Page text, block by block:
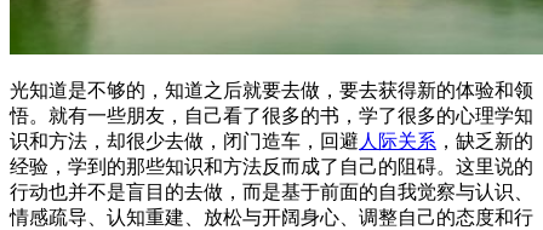
光知道是不够的，知道之后就要去做，要去获得新的体验和领
悟。就有一些朋友，自己看了很多的书，学了很多的心理学知
识和方法，却很少去做，闭门造车，回避 人际关系 ，缺乏新的
经验，学到的那些知识和方法反而成了自己的阻碍。这里说的
行动也并不是盲目的去做，而是基于前面的自我觉察与认识、
情感疏导、认知重建、放松与开阔身心、调整自己的态度和行